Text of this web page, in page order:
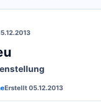
Erstellt 05.12.2013